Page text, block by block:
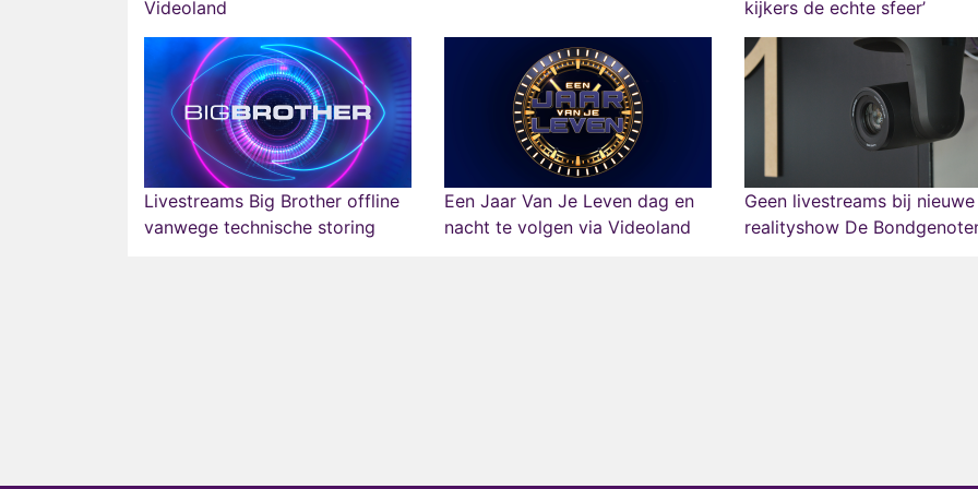
Videoland kijkers de echte sfeer’
Livestreams Big Brother offline
vanwege technische storing
Een Jaar Van Je Leven dag en
nacht te volgen via Videoland
Geen livestreams bij nieuwe
realityshow De